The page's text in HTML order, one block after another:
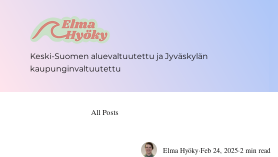
Keski-Suomen aluevaltuutettu ja Jyväskylän
kaupunginvaltuutettu
All Posts
Elma Hyöky Feb 24, 2025 2 min read